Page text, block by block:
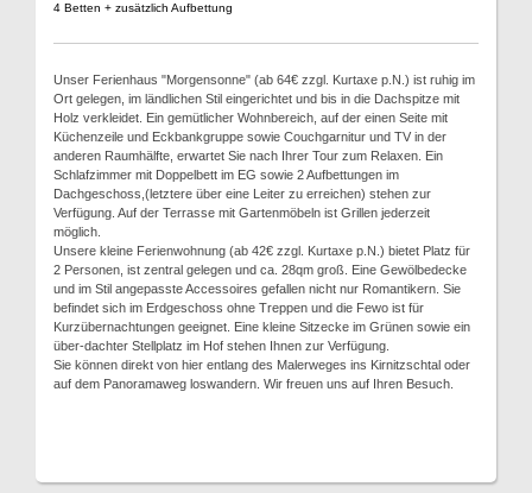
4 Betten + zusätzlich Aufbettung
Unser Ferienhaus "Morgensonne" (ab 64€ zzgl. Kurtaxe p.N.) ist ruhig im
Ort gelegen, im ländlichen Stil eingerichtet und bis in die Dachspitze mit
Holz verkleidet. Ein gemütlicher Wohnbereich, auf der einen Seite mit
Küchenzeile und Eckbankgruppe sowie Couchgarnitur und TV in der
anderen Raumhälfte, erwartet Sie nach Ihrer Tour zum Relaxen. Ein
Schlafzimmer mit Doppelbett im EG sowie 2 Aufbettungen im
Dachgeschoss,(letztere über eine Leiter zu erreichen) stehen zur
Verfügung. Auf der Terrasse mit Gartenmöbeln ist Grillen jederzeit
möglich.
Unsere kleine Ferienwohnung (ab 42€ zzgl. Kurtaxe p.N.) bietet Platz für
2 Personen, ist zentral gelegen und ca. 28qm groß. Eine Gewölbedecke
und im Stil angepasste Accessoires gefallen nicht nur Romantikern. Sie
befindet sich im Erdgeschoss ohne Treppen und die Fewo ist für
Kurzübernachtungen geeignet. Eine kleine Sitzecke im Grünen sowie ein
über-dachter Stellplatz im Hof stehen Ihnen zur Verfügung.
Sie können direkt von hier entlang des Malerweges ins Kirnitzschtal oder
auf dem Panoramaweg loswandern. Wir freuen uns auf Ihren Besuch.